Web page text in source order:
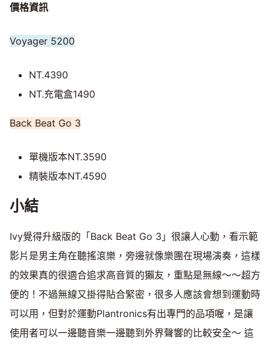
價格資訊
Voyager 5200
NT.4390
NT.充電盒1490
Back Beat Go 3
單機版本NT.3590
精裝版本NT.4590
小結
Ivy覺得升級版的「Back Beat Go 3」很讓人心動，看示範
影片是男主角在聽搖滾樂，旁邊就像樂團在現場演奏，這樣
的效果真的很適合追求高音質的獺友，重點是無線～～超方
便的！不過無線又掛得貼合緊密，很多人應該會想到運動時
可以用，但對於運動Plantronics有出專門的品項喔，是讓
使用者可以一邊聽音樂一邊聽到外界聲響的比較安全～ 這